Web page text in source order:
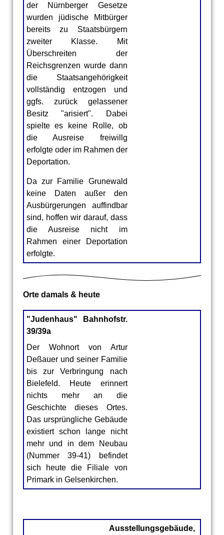
der Nürnberger Gesetze
wurden jüdische Mitbürger
bereits zu Staatsbürgern
zweiter Klasse. Mit
Überschreiten der
Reichsgrenzen wurde dann
die Staatsangehörigkeit
vollständig entzogen und
ggfs. zurück gelassener
Besitz "arisiert". Dabei
spielte es keine Rolle, ob
die Ausreise freiwillg
erfolgte oder im Rahmen der
Deportation.
Da zur Familie Grunewald
keine Daten außer den
Ausbürgerungen auffindbar
sind, hoffen wir darauf, dass
die Ausreise nicht im
Rahmen einer Deportation
erfolgte.
Orte damals & heute
"Judenhaus" Bahnhofstr.
39/39a
Der Wohnort von Artur
Deßauer und seiner Familie
bis zur Verbringung nach
Bielefeld. Heute erinnert
nichts mehr an die
Geschichte dieses Ortes.
Das ursprüngliche Gebäude
existiert schon lange nicht
mehr und in dem Neubau
(Nummer 39-41) befindet
sich heute die Filiale von
Primark in Gelsenkirchen.
Ausstellungsgebäude,